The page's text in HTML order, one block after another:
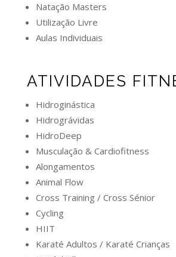
Natação Masters
Utilização Livre
Aulas Individuais
ATIVIDADES
Hidroginástica
Hidrográvidas
HidroDeep
Musculação & Cardiofitness
Alongamentos
Animal Flow
Cross Training / Cross Sénior
Cycling
HIIT
Karaté Adultos / Karaté Crianças